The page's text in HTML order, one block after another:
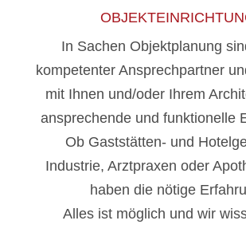
In Sachen Objektplanung
kompetenter Ansprechpartner
mit Ihnen und/oder Ihrem
ansprechende und funktionelle
Ob Gaststätten- und
Industrie, Arztpraxen oder
haben die nötige
Alles ist möglich und wir